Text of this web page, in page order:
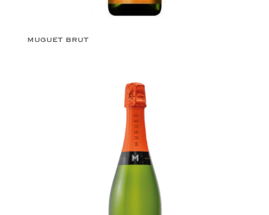
MUGUET BRUT